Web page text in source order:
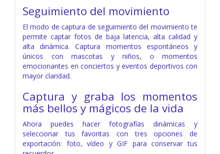
Seguimiento del movimiento
El modo de captura de seguimiento del movimiento te
permite captar fotos de baja latencia, alta calidad y
alta dinámica. Captura momentos espontáneos y
únicos con mascotas y niños, o momentos
emocionantes en conciertos y eventos deportivos con
mayor claridad.
Captura y graba los momentos
más bellos y mágicos de la vida
Ahora puedes hacer fotografías dinámicas y
seleccionar tus favoritas con tres opciones de
exportación: foto, vídeo y GIF para conservar tus